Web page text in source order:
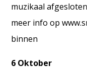
muzikaal
meer info op
binnen
6 Oktober